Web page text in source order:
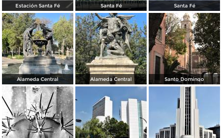
Estación Santa Fé Santa Fé Santa Fé
Alameda Central Alameda Central Santo Domingo